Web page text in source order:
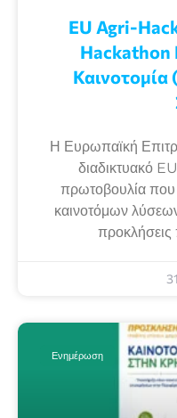
EU Agri-
Ηackathon
Η Ευρωπαϊκή
διαδικτυακό
πρωτοβουλία
καινοτόμων
προκλήσεις
Ενημέρωση